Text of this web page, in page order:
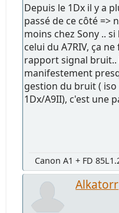
Depuis le 1Dx il y a
passé de ce côté =>
moins chez Sony ..
celui du A7RIV, ça
rapport signal
manifestement
gestion du bruit ( iso
1Dx/A9II), c'est une
Canon A1 + FD
Alkatorr